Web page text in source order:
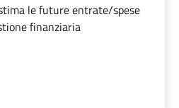
le future entrate/spese
finanziaria